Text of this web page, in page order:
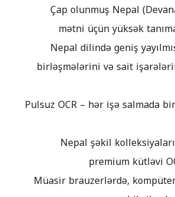
Çap olunmuş Nepal
mətni üçün yüksək
Nepal dilində geniş
birləşmələrini və sait
Pulsuz OCR – hər işə salmada
Nepal şəkil
premium kütləvi
Müasir brauzerlərdə,